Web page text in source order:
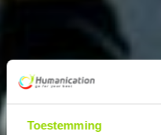
Toestemming